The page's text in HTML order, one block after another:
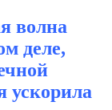
волна
деле,
ускорила